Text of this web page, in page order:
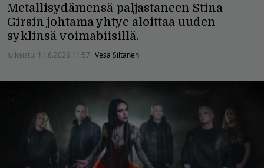
Metallisydämensä paljastaneen Stina
Girsin johtama yhtye aloittaa uuden
syklinsä voimabiisillä.
Julkaistu: 11.6.2026 11:57 Vesa Siltanen